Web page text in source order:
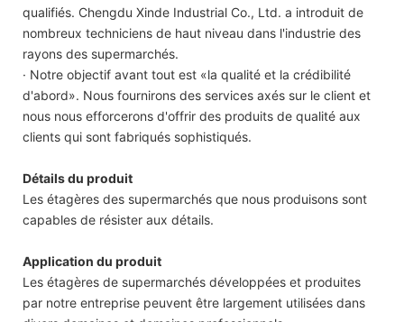
qualifiés. Chengdu Xinde Industrial Co., Ltd. a introduit de
nombreux techniciens de haut niveau dans l'industrie des
rayons des supermarchés.
· Notre objectif avant tout est «la qualité et la crédibilité
d'abord». Nous fournirons des services axés sur le client et
nous nous efforcerons d'offrir des produits de qualité aux
clients qui sont fabriqués sophistiqués.
Détails du produit
Les étagères des supermarchés que nous produisons sont
capables de résister aux détails.
Application du produit
Les étagères de supermarchés développées et produites
par notre entreprise peuvent être largement utilisées dans